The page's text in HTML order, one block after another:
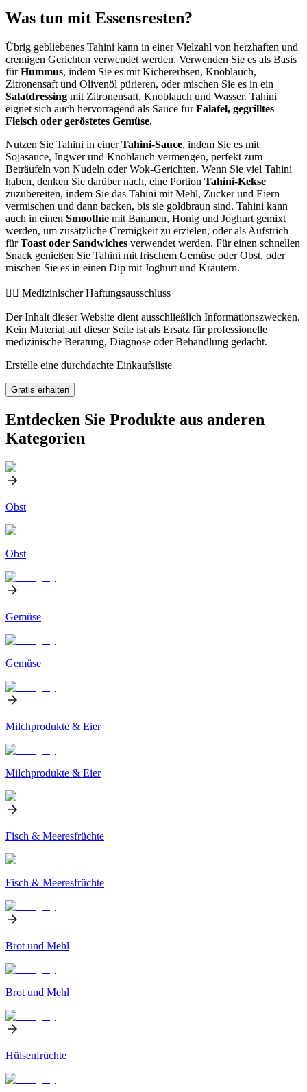
Was tun mit Essensresten?
Übrig gebliebenes Tahini kann in einer Vielzahl von herzhaften und
cremigen Gerichten verwendet werden. Verwenden Sie es als Basis
fürHummus, indem Sie es mit Kichererbsen, Knoblauch,
Zitronensaft und Olivenöl pürieren, oder mischen Sie es in ein
Salatdressing mit Zitronensaft, Knoblauch und Wasser. Tahini
eignet sich auch hervorragend als Sauce fürFalafel, gegrilltes
Fleisch oder geröstetes Gemüse.
Nutzen Sie Tahini in einerTahini-Sauce, indem Sie es mit
Sojasauce, Ingwer und Knoblauch vermengen, perfekt zum
Beträufeln von Nudeln oder Wok-Gerichten. Wenn Sie viel Tahini
haben, denken Sie darüber nach, eine Portion Tahini-Kekse
zuzubereiten, indem Sie das Tahini mit Mehl, Zucker und Eiern
vermischen und dann backen, bis sie goldbraun sind. Tahini kann
auch in einen Smoothie mit Bananen, Honig und Joghurt gemixt
werden, um zusätzliche Cremigkeit zu erzielen, oder als Aufstrich
fürToast oder Sandwiches verwendet werden. Für einen schnellen
Snack genießen Sie Tahini mit frischem Gemüse oder Obst, oder
mischen Sie es in einen Dip mit Joghurt und Kräutern.
👨‍⚕️️ Medizinischer Haftungsausschluss
Der Inhalt dieser Website dient ausschließlich Informationszwecken.
Kein Material auf dieser Seite ist als Ersatz für professionelle
medizinische Beratung, Diagnose oder Behandlung gedacht.
Erstelle eine durchdachte Einkaufsliste
Gratis erhalten
Entdecken Sie Produkte aus anderen
Kategorien
Obst
Obst
Gemüse
Gemüse
Milchprodukte & Eier
Milchprodukte & Eier
Fisch & Meeresfrüchte
Fisch & Meeresfrüchte
Brot und Mehl
Brot und Mehl
Hülsenfrüchte